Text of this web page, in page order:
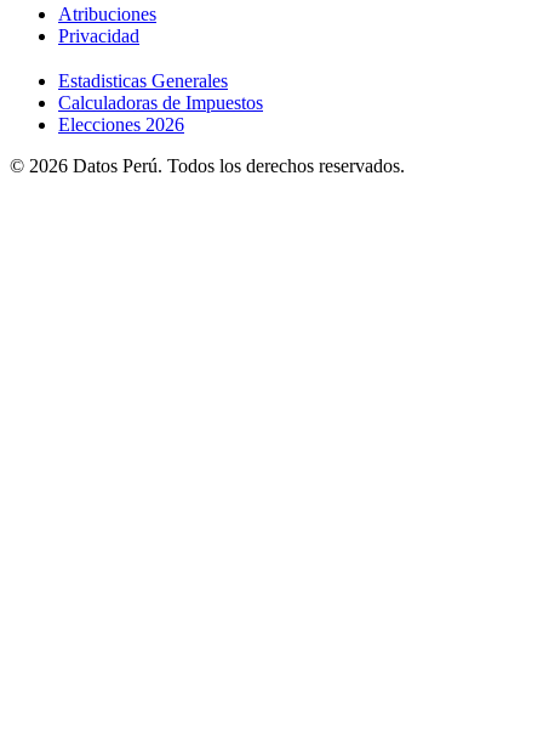
Atribuciones
Privacidad
Estadisticas Generales
Calculadoras de Impuestos
Elecciones 2026
© 2026 Datos Perú. Todos los derechos reservados.